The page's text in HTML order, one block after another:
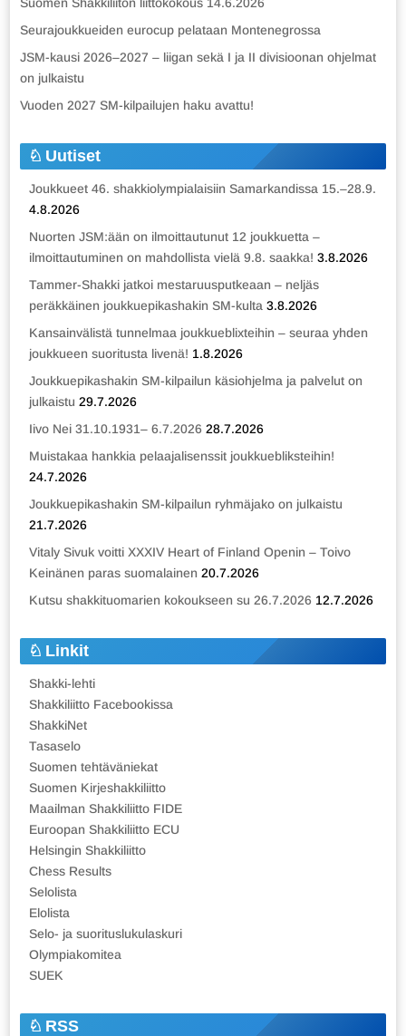
Seurajoukkueiden eurocup pelataan Montenegrossa
JSM-kausi 2026–2027 – liigan sekä I ja II divisioonan ohjelmat
on julkaistu
Vuoden 2027 SM-kilpailujen haku avattu!
Uutiset
Joukkueet 46. shakkiolympialaisiin Samarkandissa 15.–28.9.
4.8.2026
Nuorten JSM:ään on ilmoittautunut 12 joukkuetta –
ilmoittautuminen on mahdollista vielä 9.8. saakka! 3.8.2026
Tammer-Shakki jatkoi mestaruusputkeaan – neljäs
peräkkäinen joukkuepikashakin SM-kulta 3.8.2026
Kansainvälistä tunnelmaa joukkueblixteihin – seuraa yhden
joukkueen suoritusta livenä! 1.8.2026
Joukkuepikashakin SM-kilpailun käsiohjelma ja palvelut on
julkaistu 29.7.2026
Iivo Nei 31.10.1931– 6.7.2026 28.7.2026
Muistakaa hankkia pelaajalisenssit joukkuebliksteihin!
24.7.2026
Joukkuepikashakin SM-kilpailun ryhmäjako on julkaistu
21.7.2026
Vitaly Sivuk voitti XXXIV Heart of Finland Openin – Toivo
Keinänen paras suomalainen 20.7.2026
Kutsu shakkituomarien kokoukseen su 26.7.2026 12.7.2026
Linkit
Shakki-lehti
Shakkiliitto Facebookissa
ShakkiNet
Tasaselo
Suomen tehtäväniekat
Suomen Kirjeshakkiliitto
Maailman Shakkiliitto FIDE
Euroopan Shakkiliitto ECU
Helsingin Shakkiliitto
Chess Results
Selolista
Elolista
Selo- ja suorituslukulaskuri
Olympiakomitea
SUEK
RSS